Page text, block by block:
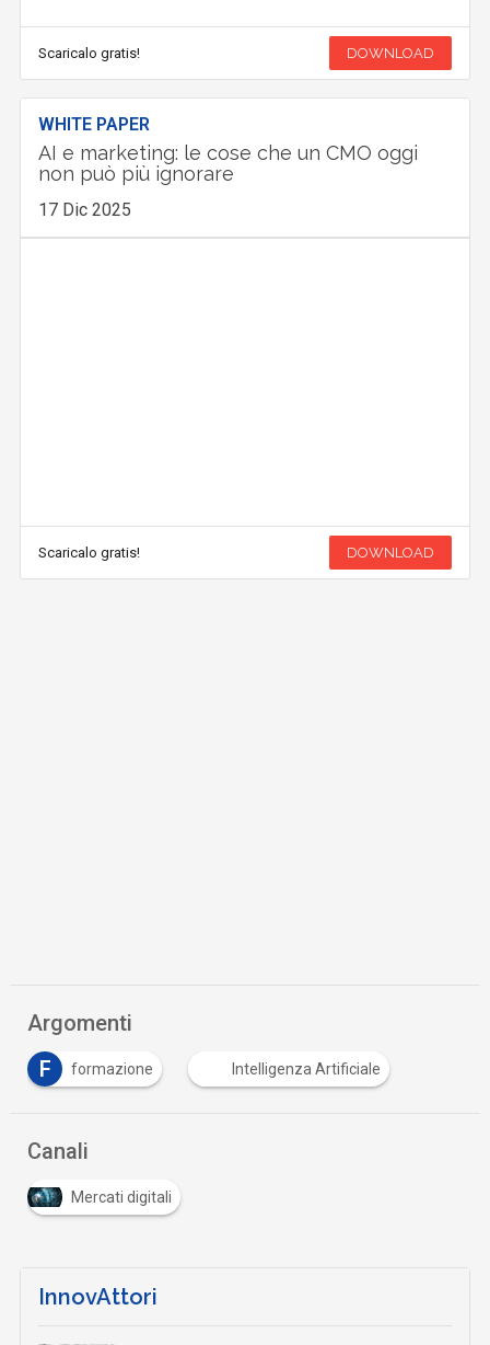
Scaricalo gratis! DOWNLOAD
WHITE PAPER
AI e marketing: le cose che un CMO oggi
non può più ignorare
17 Dic 2025
Scaricalo gratis! DOWNLOAD
Argomenti
F
formazione Intelligenza Artificiale
Canali
Mercati digitali
InnovAttori